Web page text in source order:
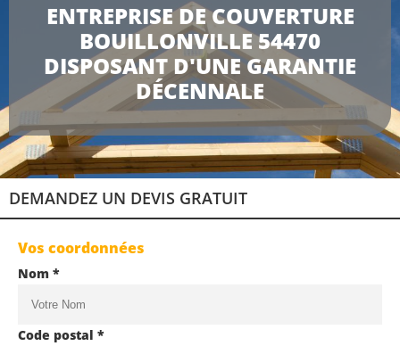
ENTREPRISE DE COUVERTURE
BOUILLONVILLE 54470
DISPOSANT D'UNE GARANTIE
DÉCENNALE
DEMANDEZ UN DEVIS GRATUIT
Vos coordonnées
Nom *
Code postal *